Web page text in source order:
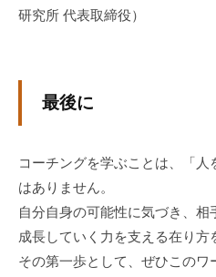
研究所 代表取締役）
最後に
コーチングを学ぶことは、「
はありません。
自分自身の可能性に気づき、
成長していく力を支える在り方
その第一歩として、ぜひこのワ